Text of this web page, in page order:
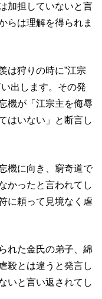
加担していないと言
らは理解を得られま
は狩りの時に”江宗
出します。その発
機が「江宗主を侮辱
はいない」と断言し
機に向き、窮奇道で
かったと言われてし
に頼って見境なく虐
れた金氏の弟子、綿
殺とは違うと発言し
いと言い返されてし